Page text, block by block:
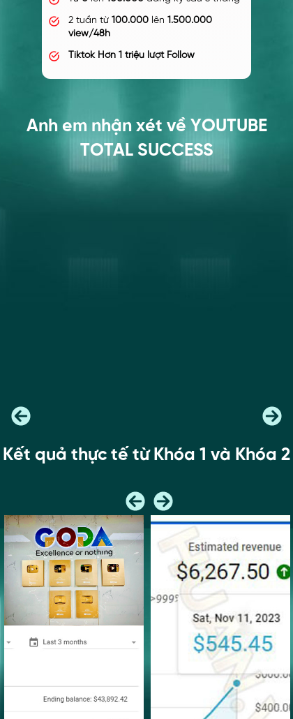
Lên cả 3 nền tảng Youtube Facebook
TiktokTiktok Hơn 1 triệu lượt Follow
Anh em nhận xét về YOUTUBE
TOTAL SUCCESS
Kết quả thực tế từ Khóa 1 và Khóa 2